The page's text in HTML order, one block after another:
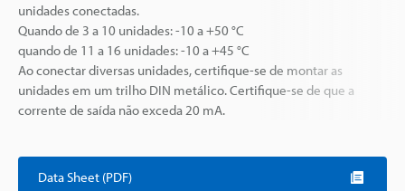
unidades conectadas.
Quando de 3 a 10 unidades: -10 a +50 °C
quando de 11 a 16 unidades: -10 a +45 °C
Ao conectar diversas unidades, certifique-se de montar as
unidades em um trilho DIN metálico. Certifique-se de que a
corrente de saída não exceda 20 mA.
Data Sheet (PDF)